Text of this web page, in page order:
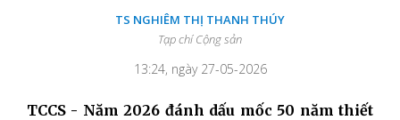
TS NGHIÊM THỊ THANH THÚY
Tạp chí Cộng sản
13:24, ngày 27-05-2026
TCCS - Năm 2026 đánh dấu mốc 50 năm thiết